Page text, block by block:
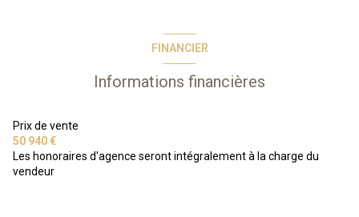
FINANCIER
Informations financières
Prix de vente
50 940 €
Les honoraires d'agence seront intégralement à la charge du
vendeur